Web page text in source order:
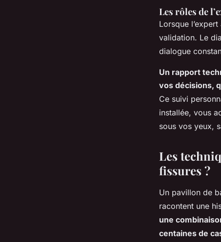
Les rôles de
Lorsque
validation. Le
dialogue
Un rapport
vos décisions,
Ce suivi
installée, vous
sous vos yeux,
Les
fissures ?
Un pavillon de
racontent une
une
centaines de